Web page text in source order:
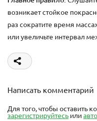
возникает стойкое
раз сократите время
или увеличьте интервал
Написать комментарий
Для того, чтобы оставить
зарегистрируйтесь или